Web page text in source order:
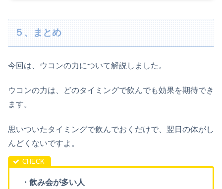
５、まとめ
今回は、ウコンの力について解説しました。
ウコンの力は、どのタイミングで飲んでも効果を期待でき
ます。
思いついたタイミングで飲んでおくだけで、翌日の体がし
んどくないですよ。
・飲み会が多い人